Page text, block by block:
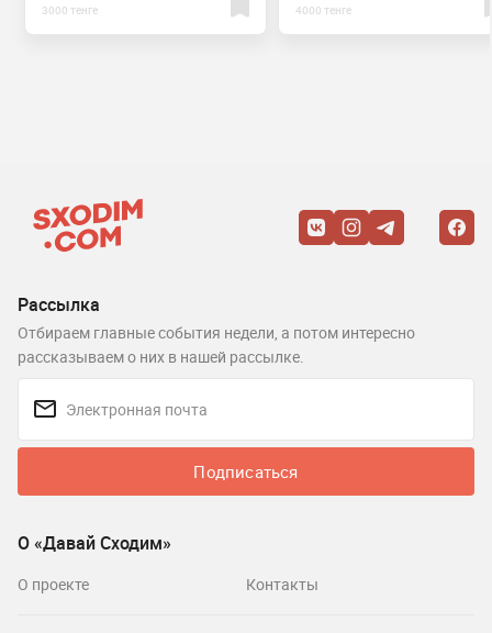
3000 тенге
4000 тенге
Рассылка
Отбираем главные события недели, а потом интересно
рассказываем о них в нашей рассылке.
Подписаться
О «Давай Сходим»
О проекте Контакты